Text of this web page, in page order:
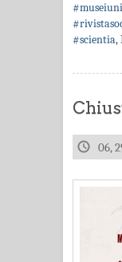
#scientia,
06,